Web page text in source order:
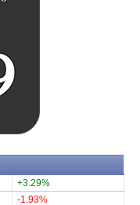
+3.29%
-1.93%